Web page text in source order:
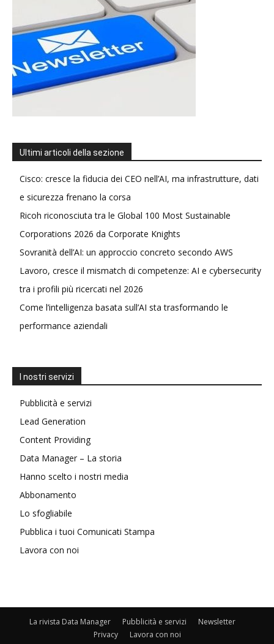
Ultimi articoli della sezione
Cisco: cresce la fiducia dei CEO nell’AI, ma infrastrutture, dati
e sicurezza frenano la corsa
Ricoh riconosciuta tra le Global 100 Most Sustainable
Corporations 2026 da Corporate Knights
Sovranità dell’AI: un approccio concreto secondo AWS
Lavoro, cresce il mismatch di competenze: AI e cybersecurity
tra i profili più ricercati nel 2026
Come l’intelligenza basata sull’AI sta trasformando le
performance aziendali
I nostri servizi
Pubblicità e servizi
Lead Generation
Content Providing
Data Manager – La storia
Hanno scelto i nostri media
Abbonamento
Lo sfogliabile
Pubblica i tuoi Comunicati Stampa
Lavora con noi
La rivista Data Manager Pubblicità e servizi
Newsletter
Privacy
Lavora con noi